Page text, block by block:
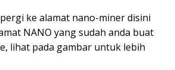
ke alamat nano-miner disini
NANO yang sudah anda buat
, lihat pada gambar untuk lebih